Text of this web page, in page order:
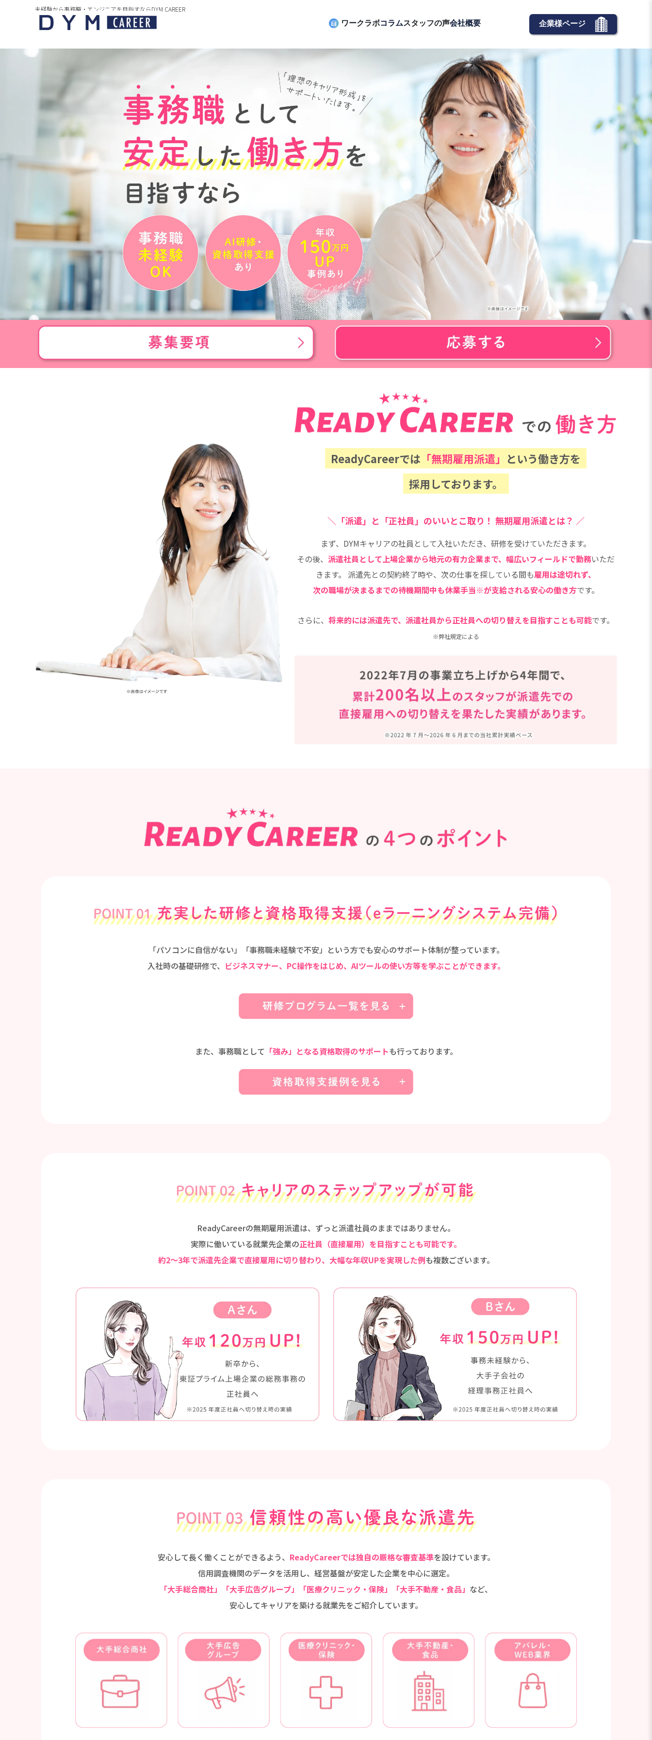
未経験から事務職・エンジニアを目指すならDYM CAREER
ワークラボコラムスタッフの声会社概要 企業様ページ
ReadyCareerでは 「無期雇用派遣」 という働き方を
採用しております。
＼ 「派遣」と「正社員」のいいとこ取り！ 無期雇用派遣とは？ ／
まず、DYMキャリアの社員として入社いただき、研修を受けていただきます。
その後、 派遣社員として上場企業から地元の有力企業まで、幅広いフィールドで勤務いただ
きます。
派遣先との契約終了時や、次の仕事を探している間も雇用は途切れず、
次の職場が決まるまでの待機期間中も休業手当※が支給される安心の働き方です。
さらに、将来的には派遣先で、派遣社員から正社員への切り替えを目指すことも可能です。
※弊社規定による
「パソコンに自信がない」「事務職未経験で不安」という方でも安心のサポート体制が整っています。
入社時の基礎研修で、 ビジネスマナー、PC操作をはじめ、AIツールの使い方等を学ぶことができます。
また、事務職として 「強み」となる資格取得のサポートも行っております。
ReadyCareerの無期雇用派遣は、ずっと派遣社員のままではありません。
実際に働いている就業先企業の正社員（直接雇用）を目指すことも可能です。
約2～3年で派遣先企業で直接雇用に切り替わり、大幅な年収UPを実現した例も複数ございます。
安心して長く働くことができるよう、 ReadyCareerでは独自の厳格な審査基準を設けています。
信用調査機関のデータを活用し、経営基盤が安定した企業を中心に選定。
「大手総合商社」「大手広告グループ」「医療クリニック・保険」「大手不動産・食品」 など、
安心してキャリアを築ける就業先をご紹介しています。